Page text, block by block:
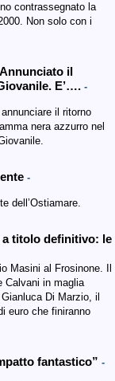
contrassegnato la
Non solo con i
il
E’…. -
il ritorno
nera azzurro nel
-
dell’Ostiamare.
titolo definitivo: le
Masini al Frosinone. Il
Calvani in maglia
Di Marzio, il
euro che finiranno
fantastico” -